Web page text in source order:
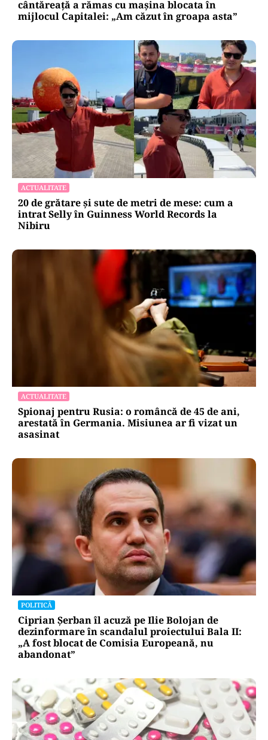
cântăreață a rămas cu mașina blocata în
mijlocul Capitalei: „Am căzut în groapa asta”
ACTUALITATE
20 de grătare și sute de metri de mese: cum a
intrat Selly în Guinness World Records la
Nibiru
ACTUALITATE
Spionaj pentru Rusia: o româncă de 45 de ani,
arestată în Germania. Misiunea ar fi vizat un
asasinat
POLITICĂ
Ciprian Șerban îl acuză pe Ilie Bolojan de
dezinformare în scandalul proiectului Bala II:
„A fost blocat de Comisia Europeană, nu
abandonat”